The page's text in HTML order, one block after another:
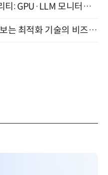
[올쇼TV] AI 시대의 옵저버빌리티: GPU·LLM 모니터링부터 AI 기반 장애 대응까지 (8/11 생방송)
[올쇼TV] Gurobi와 함께 알아보는 최적화 기술의 비즈니스 활용 (8월 20일 생방송)